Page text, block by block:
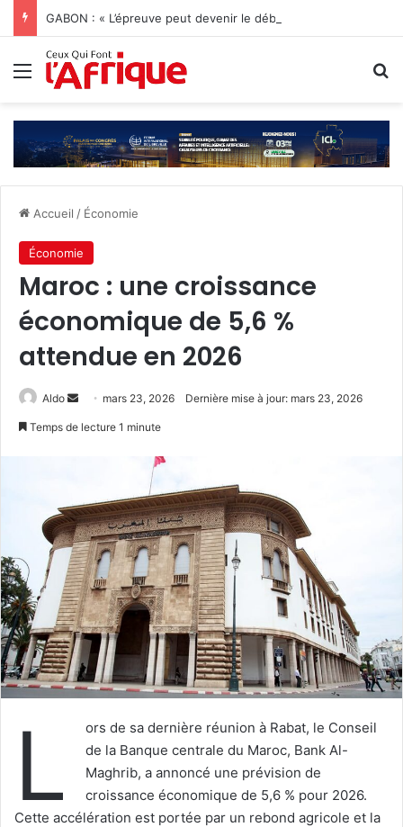
Menu
Accueil / Économie
Économie
Maroc : une croissance
économique de 5,6 %
attendue en 2026
Aldo
Envoyermars 23, 2026 Dernière mise à jour: mars 23, 2026
Temps de lecture 1 minute
L
ors de sa dernière réunion à Rabat, le Conseil
de la Banque centrale du Maroc, Bank Al-
Maghrib, a annoncé une prévision de
croissance économique de 5,6 % pour 2026.
Cette accélération est portée par un rebond agricole et la